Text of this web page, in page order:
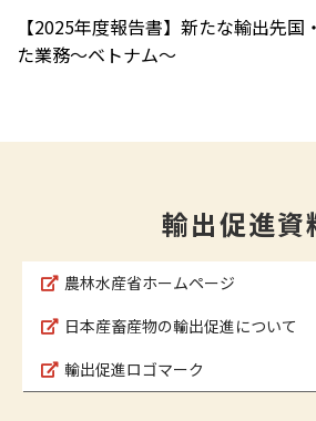
【2025年度報告書】新たな輸出先
た業務～ベトナム～
輸出促進資
農林水産省ホームページ
日本産畜産物の輸出促進について
輸出促進ロゴマーク